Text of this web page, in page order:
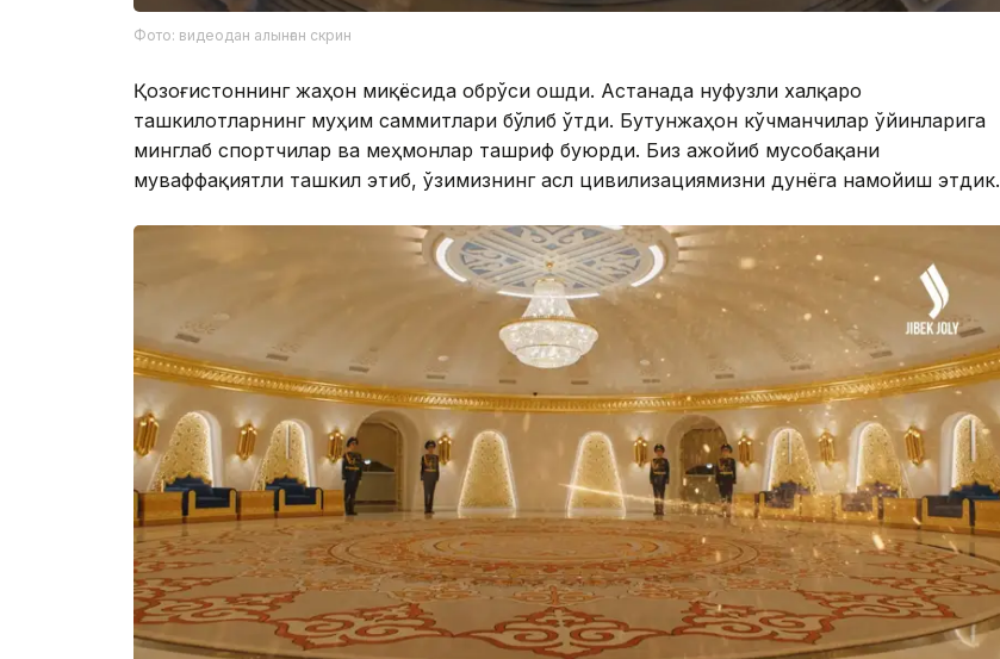
Фото: видеодан алынған скрин
Қозоғистоннинг жаҳон миқёсида обрўси ошди. Астанада нуфузли халқаро
ташкилотларнинг муҳим саммитлари бўлиб ўтди. Бутунжаҳон кўчманчилар ўйинларига
минглаб спортчилар ва меҳмонлар ташриф буюрди. Биз ажойиб мусобақани
муваффақиятли ташкил этиб, ўзимизнинг асл цивилизациямизни дунёга намойиш этдик.